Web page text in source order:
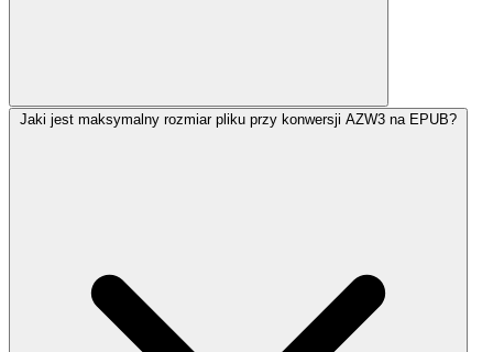
Jaki jest maksymalny rozmiar pliku przy konwersji AZW3 na EPUB?